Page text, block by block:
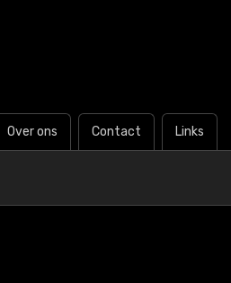
Over ons Contact Links